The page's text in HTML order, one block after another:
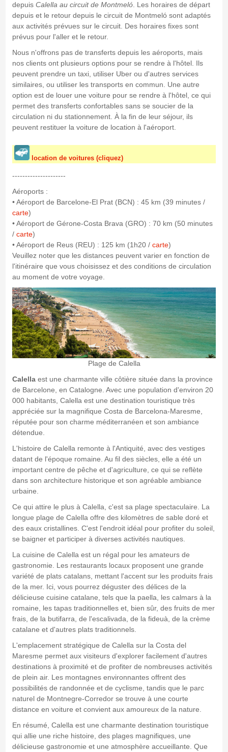
depuisCalella au circuit de Montmeló. Les horaires de départ
depuis et le retour depuis le circuit de Montmeló sont adaptés
aux activités prévues sur le circuit. Des horaires fixes sont
prévus pour l'aller et le retour.
Nous n'offrons pas de transferts depuis les aéroports, mais
nos clients ont plusieurs options pour se rendre à l'hôtel. Ils
peuvent prendre un taxi, utiliser Uber ou d'autres services
similaires, ou utiliser les transports en commun. Une autre
option est de louer une voiture pour se rendre à l'hôtel, ce qui
permet des transferts confortables sans se soucier de la
circulation ni du stationnement. À la fin de leur séjour, ils
peuvent restituer la voiture de location à l'aéroport.
location de voitures (cliquez)
---------------------
Aéroports :
• Aéroport de Barcelone-El Prat (BCN) : 45 km (39 minutes /
carte)
• Aéroport de Gérone-Costa Brava (GRO) : 70 km (50 minutes
/ carte)
• Aéroport de Reus (REU) : 125 km (1h20 / carte)
Veuillez noter que les distances peuvent varier en fonction de
l'itinéraire que vous choisissez et des conditions de circulation
au moment de votre voyage.
Plage de Calella
Calellaest une charmante ville côtière située dans la province
de Barcelone, en Catalogne. Avec une population d'environ 20
000 habitants, Calella est une destination touristique très
appréciée sur la magnifique Costa de Barcelona-Maresme,
réputée pour son charme méditerranéen et son ambiance
détendue.
L'histoire de Calella remonte à l'Antiquité, avec des vestiges
datant de l'époque romaine. Au fil des siècles, elle a été un
important centre de pêche et d'agriculture, ce qui se reflète
dans son architecture historique et son agréable ambiance
urbaine.
Ce qui attire le plus à Calella, c'est sa plage spectaculaire. La
longue plage de Calella offre des kilomètres de sable doré et
des eaux cristallines. C'est l'endroit idéal pour profiter du soleil,
se baigner et participer à diverses activités nautiques.
La cuisine de Calella est un régal pour les amateurs de
gastronomie. Les restaurants locaux proposent une grande
variété de plats catalans, mettant l'accent sur les produits frais
de la mer. Ici, vous pourrez déguster des délices de la
délicieuse cuisine catalane, tels que la paella, les calmars à la
romaine, les tapas traditionnelles et, bien sûr, des fruits de mer
frais, de la butifarra, de l'escalivada, de la fideuà, de la crème
catalane et d'autres plats traditionnels.
L'emplacement stratégique de Calella sur la Costa del
Maresme permet aux visiteurs d'explorer facilement d'autres
destinations à proximité et de profiter de nombreuses activités
de plein air. Les montagnes environnantes offrent des
possibilités de randonnée et de cyclisme, tandis que le parc
naturel de Montnegre-Corredor se trouve à une courte
distance en voiture et convient aux amoureux de la nature.
En résumé, Calella est une charmante destination touristique
qui allie une riche histoire, des plages magnifiques, une
délicieuse gastronomie et une atmosphère accueillante. Que